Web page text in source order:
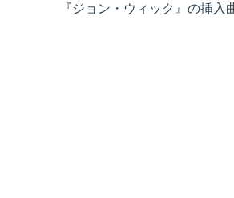
『ジョン・ウィック』の挿